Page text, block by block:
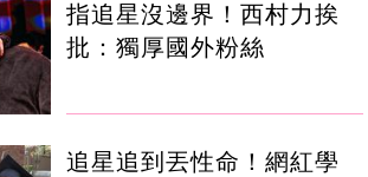
指追星沒邊界！西村力挨
批：獨厚國外粉絲
追星追到丟性命！網紅學